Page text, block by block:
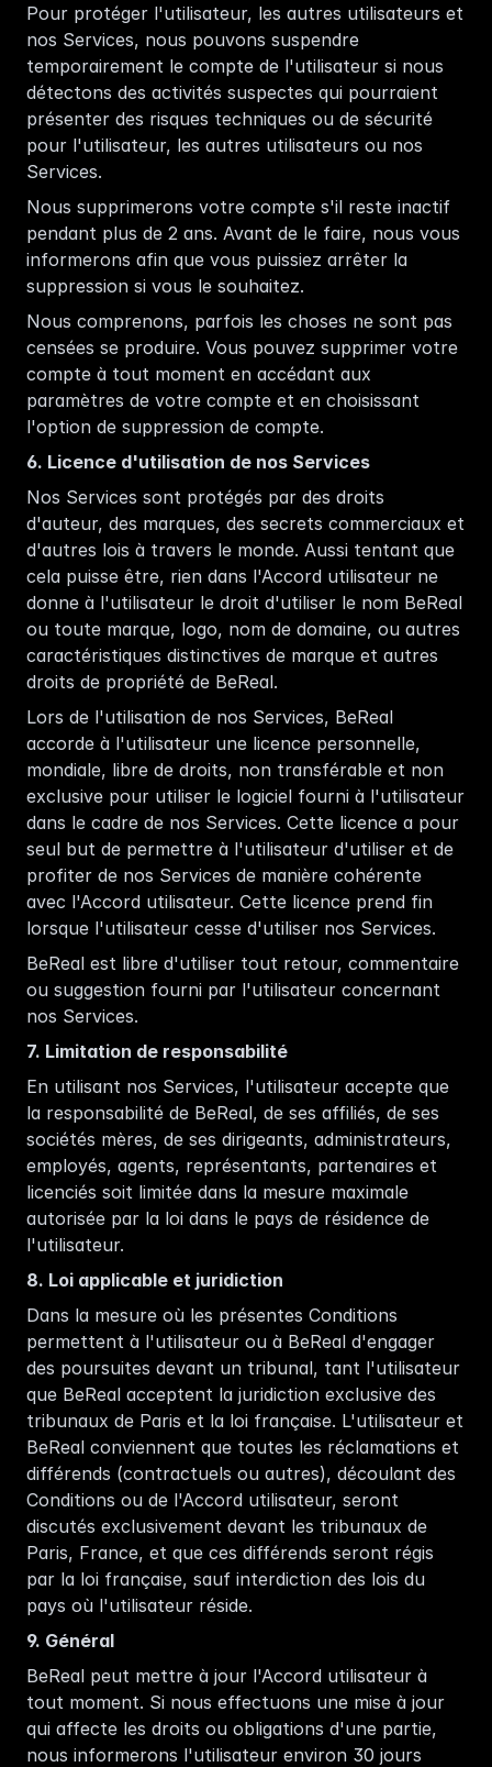
Pour protéger l'utilisateur, les autres utilisateurs et
nos Services, nous pouvons suspendre
temporairement le compte de l'utilisateur si nous
détectons des activités suspectes qui pourraient
présenter des risques techniques ou de sécurité
pour l'utilisateur, les autres utilisateurs ou nos
Services.
Nous supprimerons votre compte s'il reste inactif
pendant plus de 2 ans. Avant de le faire, nous vous
informerons afin que vous puissiez arrêter la
suppression si vous le souhaitez.
Nous comprenons, parfois les choses ne sont pas
censées se produire. Vous pouvez supprimer votre
compte à tout moment en accédant aux
paramètres de votre compte et en choisissant
l'option de suppression de compte.
6. Licence d'utilisation de nos Services
Nos Services sont protégés par des droits
d'auteur, des marques, des secrets commerciaux et
d'autres lois à travers le monde. Aussi tentant que
cela puisse être, rien dans l'Accord utilisateur ne
donne à l'utilisateur le droit d'utiliser le nom BeReal
ou toute marque, logo, nom de domaine, ou autres
caractéristiques distinctives de marque et autres
droits de propriété de BeReal.
Lors de l'utilisation de nos Services, BeReal
accorde à l'utilisateur une licence personnelle,
mondiale, libre de droits, non transférable et non
exclusive pour utiliser le logiciel fourni à l'utilisateur
dans le cadre de nos Services. Cette licence a pour
seul but de permettre à l'utilisateur d'utiliser et de
profiter de nos Services de manière cohérente
avec l'Accord utilisateur. Cette licence prend fin
lorsque l'utilisateur cesse d'utiliser nos Services.
BeReal est libre d'utiliser tout retour, commentaire
ou suggestion fourni par l'utilisateur concernant
nos Services.
7. Limitation de responsabilité
En utilisant nos Services, l'utilisateur accepte que
la responsabilité de BeReal, de ses affiliés, de ses
sociétés mères, de ses dirigeants, administrateurs,
employés, agents, représentants, partenaires et
licenciés soit limitée dans la mesure maximale
autorisée par la loi dans le pays de résidence de
l'utilisateur.
8. Loi applicable et juridiction
Dans la mesure où les présentes Conditions
permettent à l'utilisateur ou à BeReal d'engager
des poursuites devant un tribunal, tant l'utilisateur
que BeReal acceptent la juridiction exclusive des
tribunaux de Paris et la loi française. L'utilisateur et
BeReal conviennent que toutes les réclamations et
différends (contractuels ou autres), découlant des
Conditions ou de l'Accord utilisateur, seront
discutés exclusivement devant les tribunaux de
Paris, France, et que ces différends seront régis
par la loi française, sauf interdiction des lois du
pays où l'utilisateur réside.
9. Général
BeReal peut mettre à jour l'Accord utilisateur à
tout moment. Si nous effectuons une mise à jour
qui affecte les droits ou obligations d'une partie,
nous informerons l'utilisateur environ 30 jours